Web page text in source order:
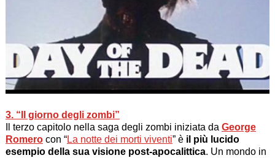
3. “Il giorno degli zombi”
Il terzo capitolo nella saga degli zombi iniziata da George
Romerocon “La notte dei morti viventi” è il più lucido
esempio della sua visione post-apocalittica. Un mondo in